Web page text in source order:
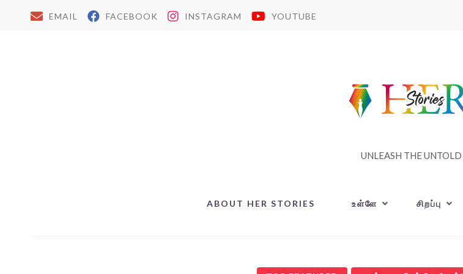
EMAIL FACEBOOK INSTAGRAM YOUTUBE
UNLEASH THE UNTOLD
ABOUT HER STORIES உள்ளே சிறப்பு